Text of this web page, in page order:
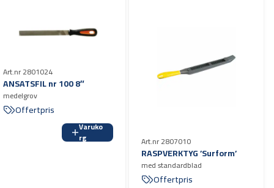
Art.nr 2801024
ANSATSFIL nr 100 8″
medelgrov
Offertpris
Varuko
rg Art.nr 2807010
RASPVERKTYG ’Surform’
med standardblad
Offertpris